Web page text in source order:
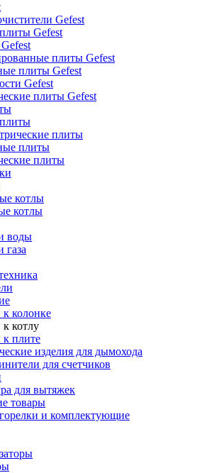
Gefest
Gefest
плиты Gefest
плиты Gefest
Gefest
плиты Gefest
плиты
плиты
плиты
котлы
котлы
воды
газа
к колонке
к котлу
к плите
изделия для дымохода
для счетчиков
для вытяжек
товары
и комплектующие